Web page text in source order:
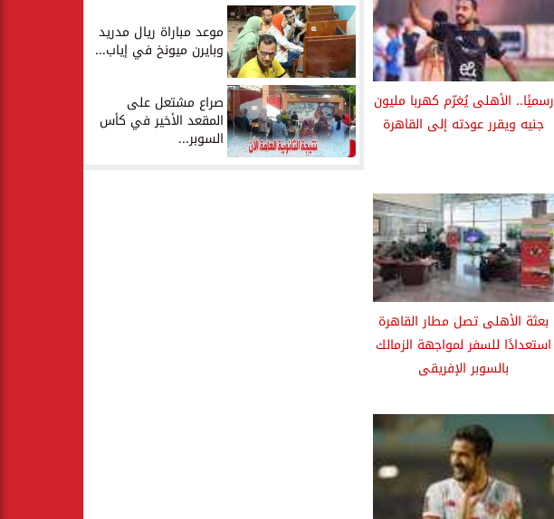
رسميًا.. الأهلى يُغرّم كهربا مليون
جنيه ويقرر عودته إلى القاهرة
بعثة الأهلى تصل مطار القاهرة
استعدادًا للسفر لمواجهة الزمالك
بالسوبر الإفريقى
موعد مباراة ريال مدريد
وبايرن ميونخ في إياب...
صراع مشتعل على
المقعد الأخير في كأس
السوبر...